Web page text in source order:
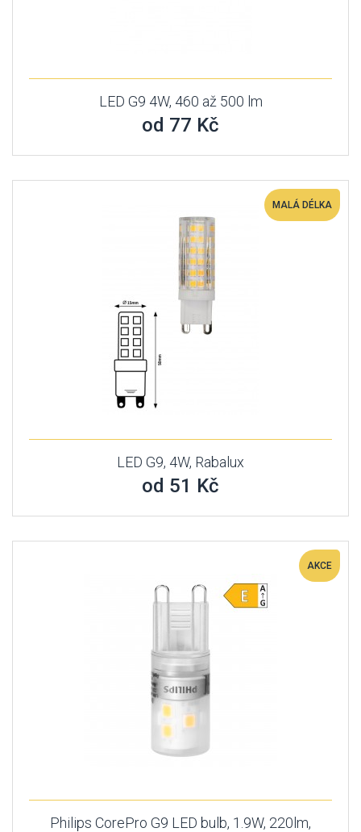
LED G9 4W, 460 až 500 lm
od 77 Kč
MALÁ DÉLKA
LED G9, 4W, Rabalux
od 51 Kč
AKCE
Philips CorePro G9 LED bulb, 1.9W, 220lm,